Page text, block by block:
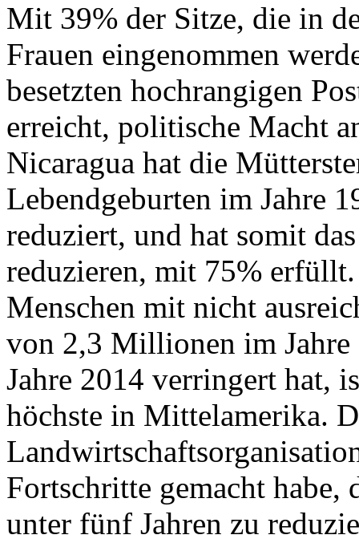
Mit 39% der Sitze, die in
Frauen eingenommen
besetzten hochrangigen
erreicht, politische Macht
Nicaragua hat die
Lebendgeburten im Jahre
reduziert, und hat somit
reduzieren, mit 75%
Menschen mit nicht
von 2,3 Millionen im
Jahre 2014 verringert hat,
höchste in Mittelamerika.
Fortschritte gemacht
unter fünf Jahren zu